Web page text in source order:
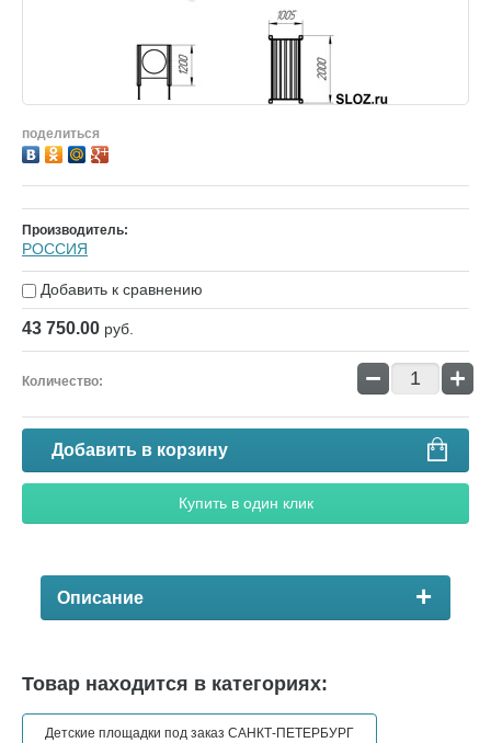
поделиться
Производитель:
РОССИЯ
Добавить к сравнению
43 750.00 руб.
Количество: − +
Добавить в корзину
Купить в один клик
Описание
Товар находится в категориях:
Детские площадки под заказ САНКТ-ПЕТЕРБУРГ